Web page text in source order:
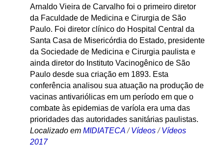
Arnaldo Vieira de Carvalho foi o primeiro diretor
da Faculdade de Medicina e Cirurgia de São
Paulo. Foi diretor clínico do Hospital Central da
Santa Casa de Misericórdia do Estado, presidente
da Sociedade de Medicina e Cirurgia paulista e
ainda diretor do Instituto Vacinogênico de São
Paulo desde sua criação em 1893. Esta
conferência analisou sua atuação na produção de
vacinas antivariólicas em um período em que o
combate às epidemias de varíola era uma das
prioridades das autoridades sanitárias paulistas.
Localizado em MIDIATECA /Vídeos /Vídeos
2017